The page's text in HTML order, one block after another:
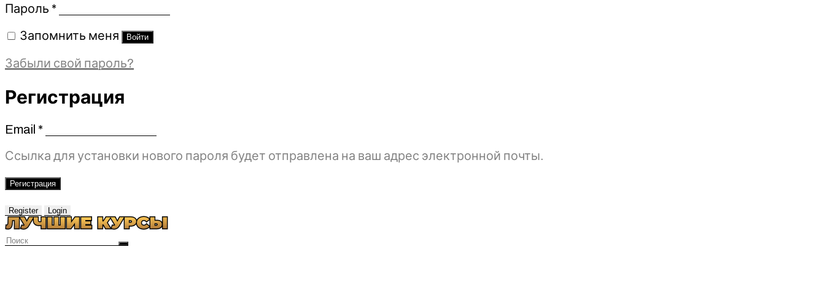
Пароль *Обязательно
Запомнить меня Войти
Забыли свой пароль?
Регистрация
Email *Обязательно
Ссылка для установки нового пароля будет отправлена ​​на ваш адрес электронной почты.
Регистрация
Register Login